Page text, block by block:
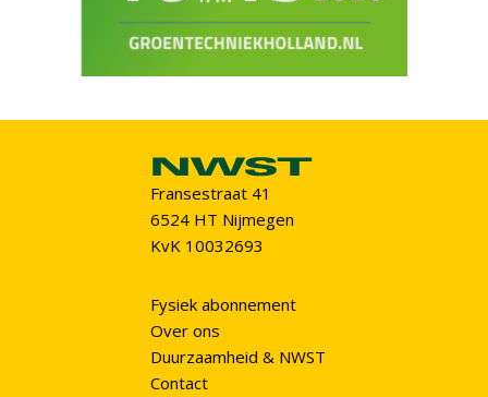
Fransestraat 41
6524 HT Nijmegen
KvK 10032693
Fysiek abonnement
Over ons
Duurzaamheid & NWST
Contact